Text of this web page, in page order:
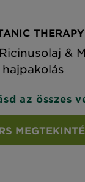
THERAPY
&
hajpakolás
az összes